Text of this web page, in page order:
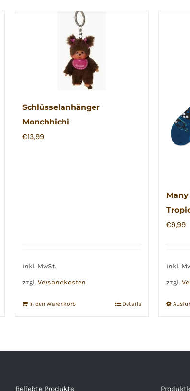
Schlüsselanhänger
Monchhichi
€13,99
inkl. MwSt.
zzgl. Versandkosten
In den Warenkorb Details
€9,99
inkl.
zzgl.
Beliebte Produkte